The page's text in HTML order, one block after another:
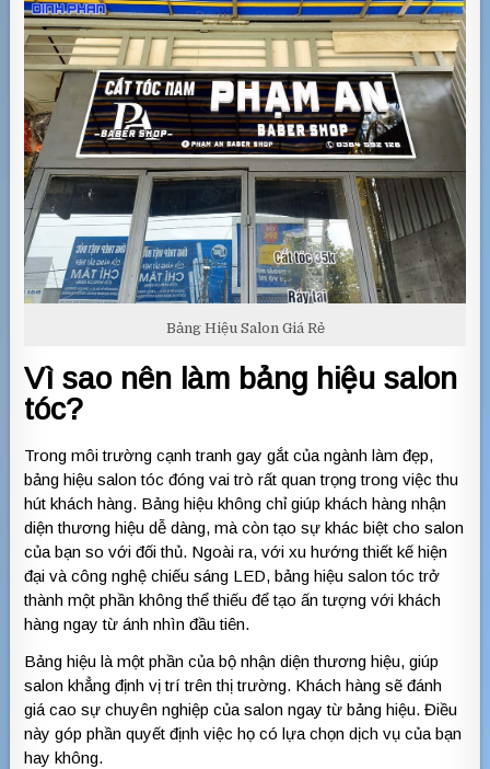
Bảng Hiệu Salon Giá Rẻ
Vì sao nên làm bảng hiệu salon
tóc?
Trong môi trường cạnh tranh gay gắt của ngành làm đẹp,
bảng hiệu salon tóc đóng vai trò rất quan trọng trong việc thu
hút khách hàng. Bảng hiệu không chỉ giúp khách hàng nhận
diện thương hiệu dễ dàng, mà còn tạo sự khác biệt cho salon
của bạn so với đối thủ. Ngoài ra, với xu hướng thiết kế hiện
đại và công nghệ chiếu sáng LED, bảng hiệu salon tóc trở
thành một phần không thể thiếu để tạo ấn tượng với khách
hàng ngay từ ánh nhìn đầu tiên.
Bảng hiệu là một phần của bộ nhận diện thương hiệu, giúp
salon khẳng định vị trí trên thị trường. Khách hàng sẽ đánh
giá cao sự chuyên nghiệp của salon ngay từ bảng hiệu. Điều
này góp phần quyết định việc họ có lựa chọn dịch vụ của bạn
hay không.